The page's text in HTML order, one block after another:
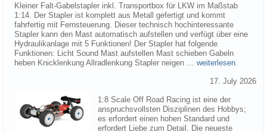
Kleiner Falt-Gabelstapler inkl. Transportbox für LKW im Maßstab
1:14. Der Stapler ist komplett aus Metall gefertigt und kommt
fahrfertig mit Fernsteuerung. Dieser technisch hochinteressante
Stapler kann den Mast automatisch aufstellen und verfügt über eine
Hydraulikanlage mit 5 Funktionen! Der Stapler hat folgende
Funktionen: Licht Sound Mast aufstellen Mast schieben Gabeln
heben Knicklenkung Allradlenkung Stapler neigen … weiterlesen
17. July 2026
1:8 Scale Off Road Racing ist eine der
anspruchsvollsten Disziplinen des Hobbys;
es erfordert einen hohen Standard und
erfordert Liebe zum Detail. Die neueste